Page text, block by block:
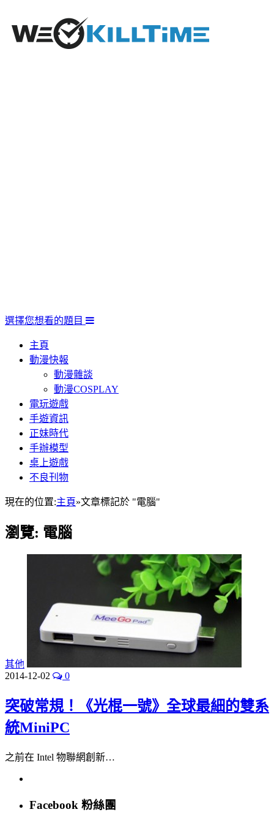
選擇您想看的題目
主頁
動漫快報
動漫雜談
動漫COSPLAY
電玩遊戲
手遊資訊
正妹時代
手辦模型
桌上遊戲
不良刊物
現在的位置:主頁»文章標記於 "電腦"
瀏覽: 電腦
其他
2014-12-02
0
突破常規！《光棍一號》全球最細的雙系
統MiniPC
之前在 Intel 物聯網創新…
Facebook 粉絲團